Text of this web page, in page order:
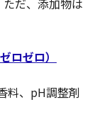
だ、添加物は
ロゼロ）
料、pH調整剤